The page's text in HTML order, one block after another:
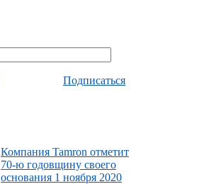
Подписаться
Компания Tamron отметит
70-ю годовщину своего
основания 1 ноября 2020